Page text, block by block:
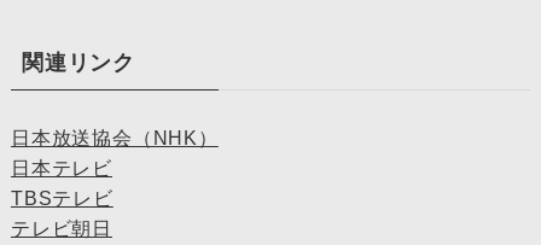
関連リンク
日本放送協会（NHK）
日本テレビ
TBSテレビ
テレビ朝日